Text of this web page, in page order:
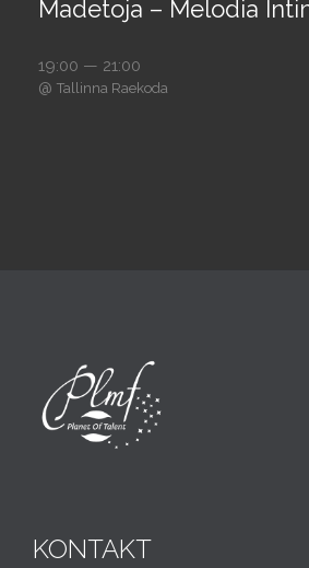
Madetoja – Melodia
19:00 — 21:00
@ Tallinna Raekoda
KONTAKT